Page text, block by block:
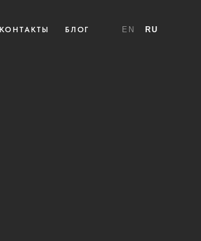
КОНТАКТЫ БЛОГ EN RU